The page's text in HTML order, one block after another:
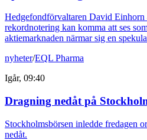
Hedgefondförvaltaren David Einhorn
rekordnotering kan komma att ses
aktiemarknaden närmar sig en
nyheter/EQL Pharma
Igår, 09:40
Dragning nedåt på
Stockholmsbörsen inledde fredagen
nedåt.